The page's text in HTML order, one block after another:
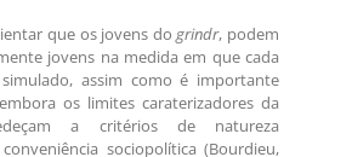
que os jovens dogrindr, podem
jovens na medida em que cada
assim como é importante
os limites caraterizadores da
a critérios de natureza
sociopolítica (Bourdieu,